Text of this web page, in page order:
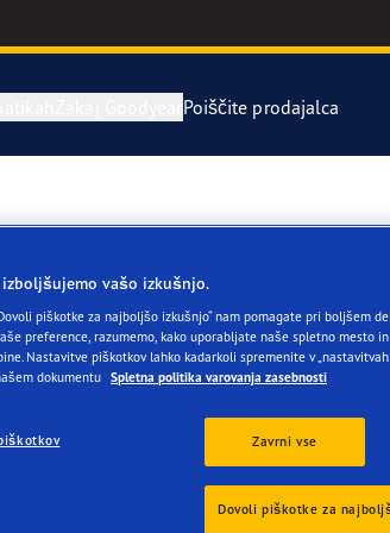
pnevmatike
RACING
4Seasons GEN-3
Poiščite prodajalca
Ocene
vašo izkušnjo.
piškotke za najboljšo izkušnjo“ nam pomagate pri boljšem
preference, razumemo, kako uporabljate naše spletno mesto
Nastavitve piškotkov lahko kadarkoli spremenite v
dokumentu Spletna politika varovanja zasebnosti
Zavrni vse
Dovoli piškotke za